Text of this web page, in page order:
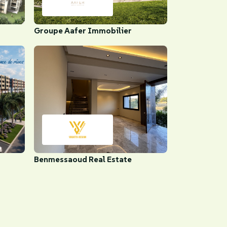
Groupe Aafer Immobilier
Benmessaoud Real Estate